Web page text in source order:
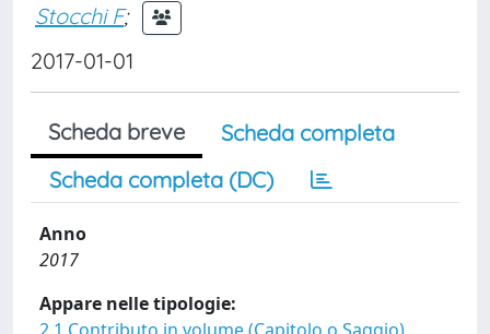
Stocchi F;
2017-01-01
Scheda breve
Scheda completa
Scheda completa (DC)
Anno
2017
Appare nelle tipologie: